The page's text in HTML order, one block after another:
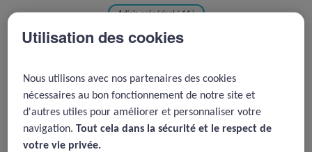
Article précédent ( 14 )
REVENIR À LA LISTE D'ARTICLES
2010 -Moment de la naissance
et risques associés
Utilisation des cookies
Nous utilisons avec nos partenaires des cookies
nécessaires au bon fonctionnement de notre site et
d'autres utiles pour améliorer et personnaliser votre
navigation.Tout cela dans la sécurité et le respect de
votre vie privée.​